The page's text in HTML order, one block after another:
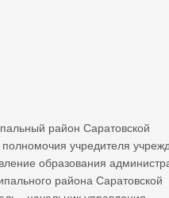
район Саратовской
учредителя
образования
района Саратовской